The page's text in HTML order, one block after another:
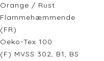
Orange / Rust
Flammehæmmende
(FR)
Oeko-Tex 100
(F) MVSS 302, B1, BS